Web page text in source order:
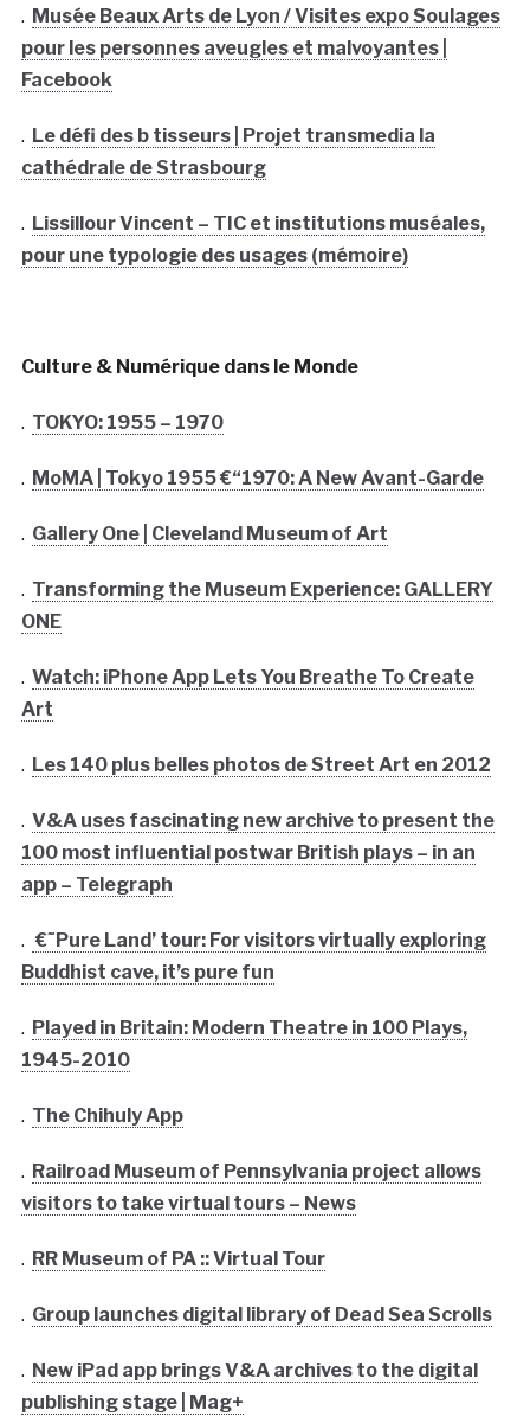
. Musée Beaux Arts de Lyon / Visites expo Soulages
pour les personnes aveugles et malvoyantes |
Facebook
. Le défi des b tisseurs | Projet transmedia la
cathédrale de Strasbourg
. Lissillour Vincent – TIC et institutions muséales,
pour une typologie des usages (mémoire)
Culture & Numérique dans le Monde
. TOKYO: 1955 – 1970
. MoMA | Tokyo 1955 €“1970: A New Avant-Garde
. Gallery One | Cleveland Museum of Art
. Transforming the Museum Experience: GALLERY
ONE
. Watch: iPhone App Lets You Breathe To Create
Art
. Les 140 plus belles photos de Street Art en 2012
. V&A uses fascinating new archive to present the
100 most influential postwar British plays – in an
app – Telegraph
. €˜Pure Land’ tour: For visitors virtually exploring
Buddhist cave, it’s pure fun
. Played in Britain: Modern Theatre in 100 Plays,
1945-2010
. The Chihuly App
. Railroad Museum of Pennsylvania project allows
visitors to take virtual tours – News
. RR Museum of PA :: Virtual Tour
. Group launches digital library of Dead Sea Scrolls
. New iPad app brings V&A archives to the digital
publishing stage | Mag+